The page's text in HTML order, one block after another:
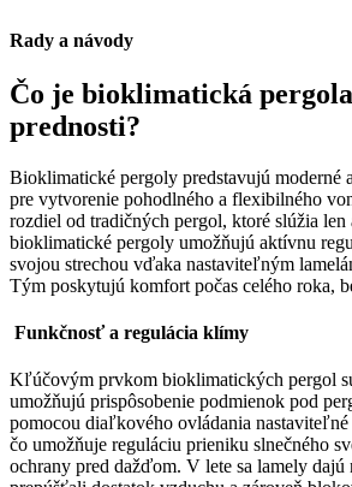
Rady a návody
Čo je bioklimatická
prednosti?
Bioklimatické pergoly predstavujú moderné
pre vytvorenie pohodlného a flexibilného
rozdiel od tradičných pergol, ktoré slúžia len
bioklimatické pergoly umožňujú aktívnu
svojou strechou vďaka nastaviteľným
Tým poskytujú komfort počas celého roka,
Funkčnosť a regulácia klímy
Kľúčovým prvkom bioklimatických pergol
umožňujú prispôsobenie podmienok pod
pomocou diaľkového ovládania
čo umožňuje reguláciu prieniku slnečného
ochrany pred dažďom. V lete sa lamely